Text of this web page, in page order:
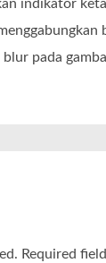
indikator
pada
Required